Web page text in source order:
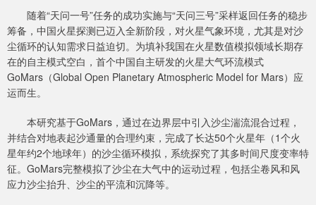
随着“天问一号”任务的成功实施与“天问三号”采样返回任务的稳步
筹备，中国火星探测已迈入全新阶段，对火星气象环境，尤其是对沙
尘循环的认知需求日益迫切。为填补我国在火星数值模拟领域长期存
在的自主模式空白，首个中国自主研发的火星大气环流模式
GoMars（Global Open Planetary Atmospheric Model for Mars）应
运而生。
本研究基于GoMars，通过在边界层中引入沙尘湍流混合过程，
并结合对地表起沙通量的合理约束，完成了长达50个火星年（1个火
星年约2个地球年）的沙尘循环模拟，系统探究了其多时间尺度变率特
征。GoMars完整模拟了沙尘在大气中的运动过程，包括尘卷风和风
应力沙尘抬升、沙尘的平流和沉降等。